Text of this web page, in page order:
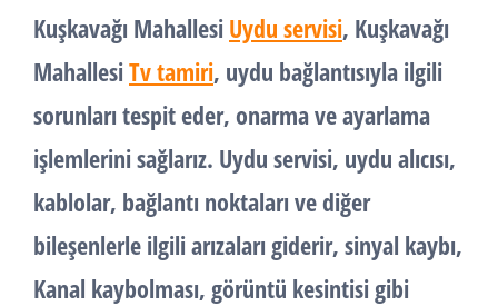
Kuşkavağı Mahallesi Uydu servisi, Kuşkavağı
MahallesiTv tamiri, uydu bağlantısıyla ilgili
sorunları tespit eder, onarma ve ayarlama
işlemlerini sağlarız. Uydu servisi, uydu alıcısı,
kablolar, bağlantı noktaları ve diğer
bileşenlerle ilgili arızaları giderir, sinyal kaybı,
Kanal kaybolması, görüntü kesintisi gibi